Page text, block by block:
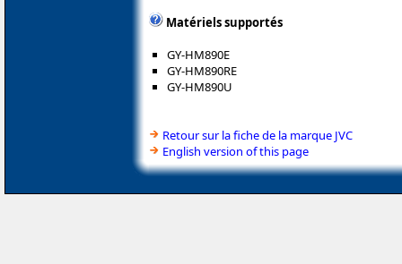
Matériels supportés
GY-HM890E
GY-HM890RE
GY-HM890U
Retour sur la fiche de la marque JVC
English version of this page